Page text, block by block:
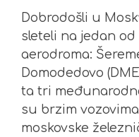
Dobrodošli u
sleteli na jedan
aerodroma:
Domodedovo
ta tri
su brzim
moskovske